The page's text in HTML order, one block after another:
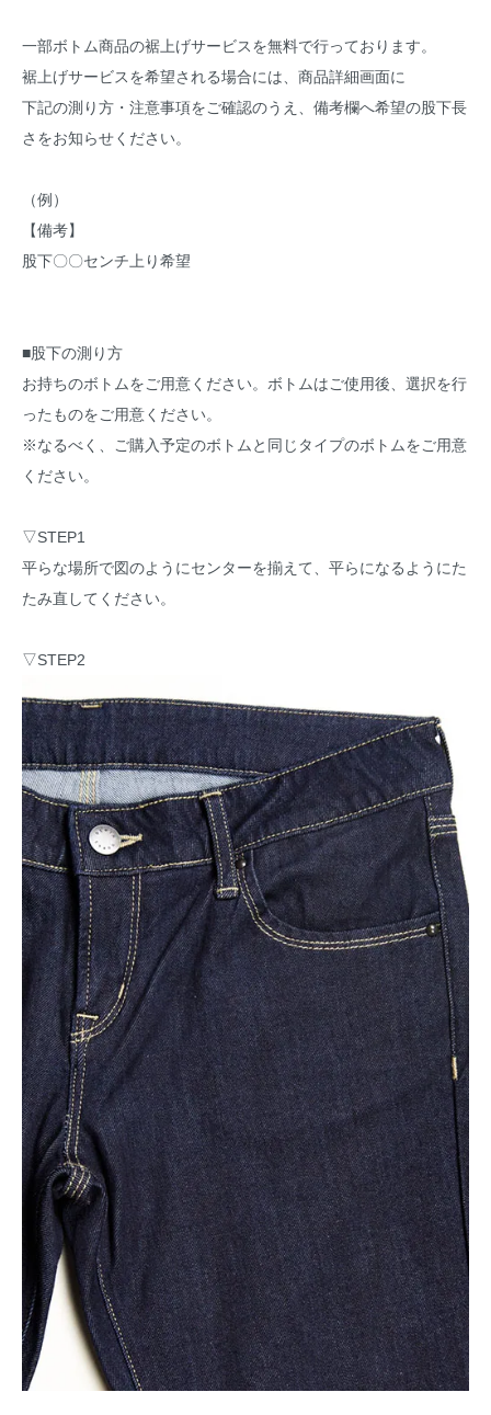
一部ボトム商品の裾上げサービスを無料で行っております。
裾上げサービスを希望される場合には、商品詳細画面に
下記の測り方・注意事項をご確認のうえ、備考欄へ希望の股下長
さをお知らせください。
（例）
【備考】
股下〇〇センチ上り希望
■股下の測り方
お持ちのボトムをご用意ください。ボトムはご使用後、選択を行
ったものをご用意ください。
※なるべく、ご購入予定のボトムと同じタイプのボトムをご用意
ください。
▽STEP1
平らな場所で図のようにセンターを揃えて、平らになるようにた
たみ直してください。
▽STEP2